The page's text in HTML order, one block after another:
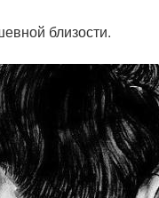
близости.